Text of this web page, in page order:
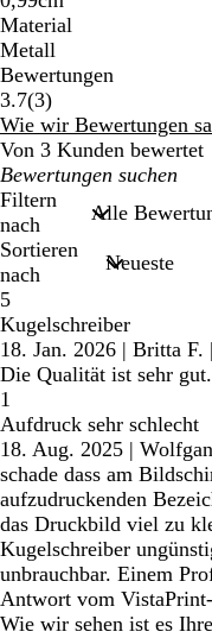
Material
Metall
Bewertungen
3.7(33
Bewertungen
)
Wie wir Bewertungen
Von 3 Kunden bewertet
Meine
Sucheingaben
Filtern
nach
Sortieren
nach
5
Kugelschreiber
18. Jan. 2026 | Britta F. |
Die Qualität ist sehr gut.
1
Aufdruck sehr schlecht
18. Aug. 2025 |
schade dass am
aufzudruckenden
das Druckbild viel zu
Kugelschreiber
unbrauchbar. Einem
Antwort vom
Wie wir sehen ist es